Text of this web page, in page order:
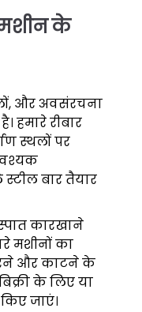
मशीन के
और अवसंरचना
हमारे रीबार
स्थलों पर
बार तैयार
कारखाने
मशीनों का
और काटने के
के लिए या
जाएं।